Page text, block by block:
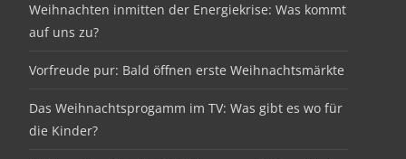
Weihnachten inmitten der Energiekrise: Was kommt
auf uns zu?
Vorfreude pur: Bald öffnen erste Weihnachtsmärkte
Das Weihnachtsprogamm im TV: Was gibt es wo für
die Kinder?